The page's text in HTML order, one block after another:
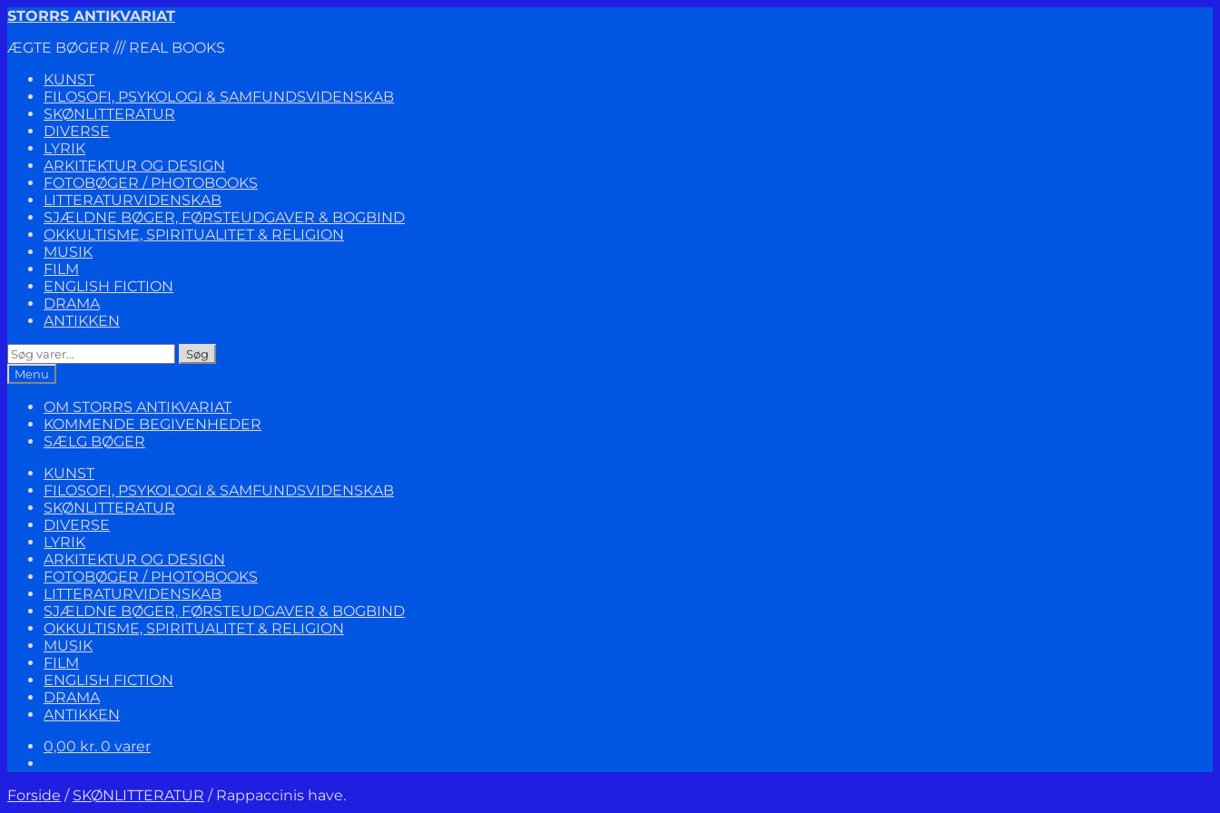
Spring
navigation
Spring
indhold
STORRS ANTIKVARIAT
ÆGTE BØGER /// REAL BOOKS
KUNST
FILOSOFI, PSYKOLOGI & SAMFUNDSVIDENSKAB
SKØNLITTERATUR
DIVERSE
LYRIK
ARKITEKTUR OG DESIGN
FOTOBØGER / PHOTOBOOKS
LITTERATURVIDENSKAB
SJÆLDNE BØGER, FØRSTEUDGAVER & BOGBIND
OKKULTISME, SPIRITUALITET & RELIGION
MUSIK
FILM
ENGLISH FICTION
DRAMA
ANTIKKEN
Søg
efter:
Søg
Menu
OM STORRS ANTIKVARIAT
KOMMENDE BEGIVENHEDER
SÆLG BØGER
KUNST
FILOSOFI, PSYKOLOGI & SAMFUNDSVIDENSKAB
SKØNLITTERATUR
DIVERSE
LYRIK
ARKITEKTUR OG DESIGN
FOTOBØGER / PHOTOBOOKS
LITTERATURVIDENSKAB
SJÆLDNE BØGER, FØRSTEUDGAVER & BOGBIND
OKKULTISME, SPIRITUALITET & RELIGION
MUSIK
FILM
ENGLISH FICTION
DRAMA
ANTIKKEN
0,00 kr. 0 varer
Forside / SKØNLITTERATUR / Rappaccinis have.